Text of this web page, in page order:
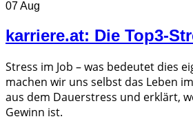
07 Aug
karriere.at: Die Top3-
Stress im Job – was bedeutet dies
machen wir uns selbst das Leben
aus dem Dauerstress und erklärt,
Gewinn ist.